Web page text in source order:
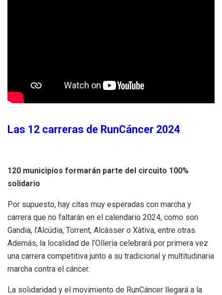
Las 12 carreras de RunCáncer 2024
120 municipios formarán parte del circuito 100%
solidario
Por supuesto, hay citas muy esperadas con marcha y
carrera que no faltarán en el calendario 2024, como son
Gandia, l’Alcúdia, Torrent, Alcàsser o Xàtiva, entre otras.
Además, la localidad de l’Olleria celebrará por primera vez
una carrera competitiva junto a su tradicional y multitudinaria
marcha contra el cáncer.
La solidaridad y el movimiento de RunCáncer llegará a la